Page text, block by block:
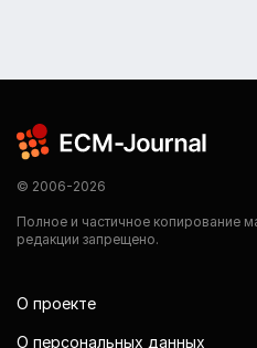
© 2006-2026
Полное и частичное копирование
редакции запрещено.
О проекте
О персональных данных